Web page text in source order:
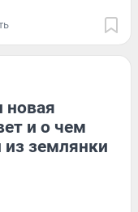
новая
и о чем
землянки